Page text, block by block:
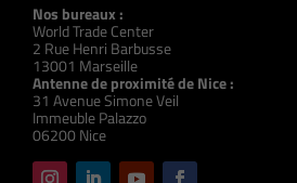
Nos bureaux :
World Trade Center
2 Rue Henri Barbusse
13001 Marseille
Antenne de proximité de Nice :
31 Avenue Simone Veil
Immeuble Palazzo
06200 Nice